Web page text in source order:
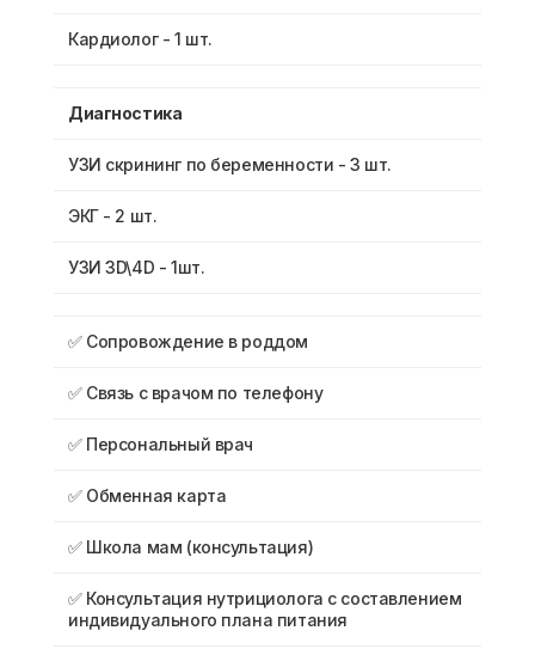
Кардиолог - 1 шт.
Диагностика
УЗИ скрининг по беременности - 3 шт.
ЭКГ - 2 шт.
УЗИ 3D\4D - 1шт.
✅ Сопровождение в роддом
✅ Связь с врачом по телефону
✅ Персональный врач
✅ Обменная карта
✅ Школа мам (консультация)
✅ Консультация нутрициолога с составлением
индивидуального плана питания